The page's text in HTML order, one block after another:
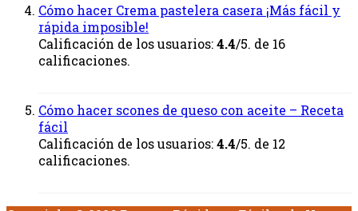
Cómo hacer Crema pastelera casera ¡Más fácil y
rápida imposible!
Calificación de los usuarios:4.4/5. de 16
calificaciones.
Cómo hacer scones de queso con aceite – Receta
fácil
Calificación de los usuarios:4.4/5. de 12
calificaciones.